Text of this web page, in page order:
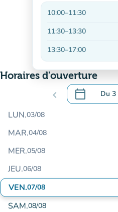
10:00–11:30
11:30–13:30
13:30–17:00
Horaires d'ouverture
chevron_left calendar_today Du 3
.Ouvrir le
LUN.03/08
MAR.04/08
MER.05/08
JEU.06/08
VEN.07/08
SAM.08/08